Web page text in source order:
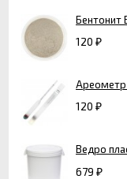
Бентонит
120 ₽
Ареометр
120 ₽
Ведро
679 ₽